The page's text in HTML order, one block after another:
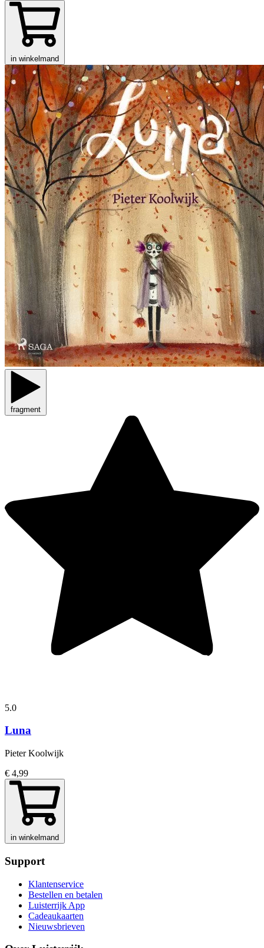
in winkelmand
fragment
5.0
Luna
Pieter Koolwijk
€ 4,99
in winkelmand
Support
Klantenservice
Bestellen en betalen
Luisterrijk App
Cadeaukaarten
Nieuwsbrieven